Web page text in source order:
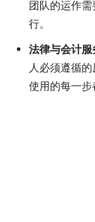
团队的运作
行。
法律与会计服
人必须遵循
使用的每一步